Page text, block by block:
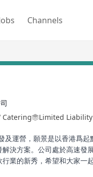
Channels
Catering
Limited
運營，願景是以香港爲
決方案。公司處於高速
業的新秀，希望和大家一
臺，向本地市民及遊客提